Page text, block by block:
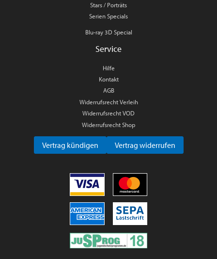
Stars / Porträts
Serien Specials
Blu-ray 3D Special
Service
Hilfe
Kontakt
AGB
Widerrufsrecht Verleih
Widerrufsrecht VOD
Widerrufsrecht Shop
Vertrag kündigen Vertrag widerrufen